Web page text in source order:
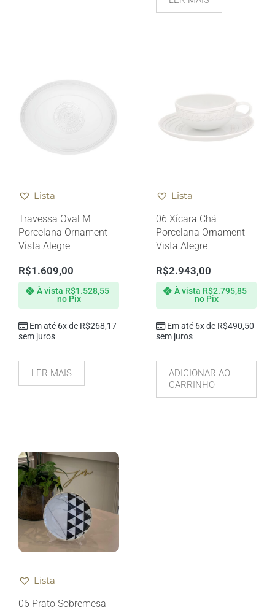
Lista
Travessa Oval M
Porcelana Ornament
Vista Alegre
R$1.609,00
Em até 6x de R$268,17
sem juros
À vista R$1.528,55
no Pix
LER MAIS
Lista
06 Xícara Chá
Porcelana Ornament
Vista Alegre
R$2.943,00
Em até 6x de R$490,50
sem juros
À vista R$2.795,85
no Pix
ADICIONAR AO
CARRINHO
Lista
06 Prato Sobremesa